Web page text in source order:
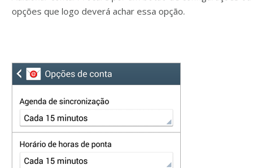
opções que logo deverá achar essa opção.